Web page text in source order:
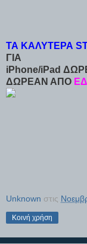
ΤΑ ΚΑΛΥΤΕΡΑ
ΓΙΑ
iPhone/iPad
ΔΩΡΕΑΝ ΑΠΟ
Unknown στις
Κοινή χρήση